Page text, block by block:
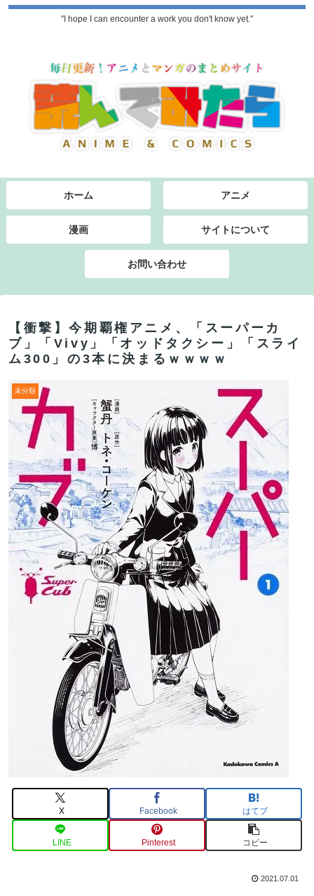
"I hope I can encounter a work you don't know yet."
ホーム アニメ
漫画 サイトについて
お問い合わせ
【衝撃】今期覇権アニメ、「スーパーカ
ブ」「Vivy」「オッドタクシー」「スライ
ム300」の3本に決まるｗｗｗｗ
未分類
X Facebook はてブ
LINE Pinterest コピー
2021.07.01